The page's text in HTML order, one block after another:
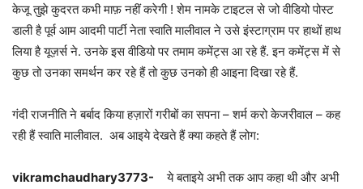
केजू तुझे कुदरत कभी माफ़ नहीं करेगी ! शेम नामके टाइटल से जो वीडियो पोस्ट
डाली है पूर्व आम आदमी पार्टी नेता स्वाति मालीवाल ने उसे इंस्टाग्राम पर हाथों हाथ
लिया है यूज़र्स ने. उनके इस वीडियो पर तमाम कमेंट्स आ रहे हैं. इन कमेंट्स में से
कुछ तो उनका समर्थन कर रहे हैं तो कुछ उनको ही आइना दिखा रहे हैं.
गंदी राजनीति ने बर्बाद किया हज़ारों गरीबों का सपना – शर्म करो केजरीवाल – कह
रही हैं स्वाति मालीवाल. अब आइये देखते हैं क्या कहते हैं लोग:
vikramchaudhary3773- ये बताइये अभी तक आप कहा थी और अभी